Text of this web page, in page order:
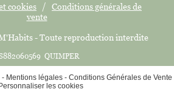
cookies / Conditions générales de
vente
- Toute reproduction interdite
QUIMPER
- Mentions légales- Conditions Générales de Vente
Personnaliser les cookies